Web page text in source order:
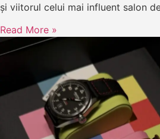
și viitorul celui mai influent salon
Read More »